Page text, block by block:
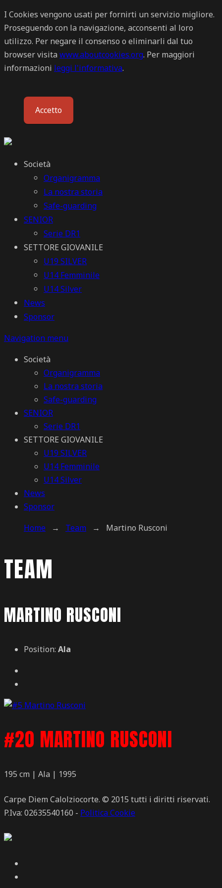
I Cookies vengono usati per fornirti un servizio migliore.
Proseguendo con la navigazione, acconsenti al loro
utilizzo. Per negare il consenso o eliminarli dal tuo
browser visita www.aboutcookies.org. Per maggiori
informazioni leggi l'informativa.
Accetto
Società
Organigramma
La nostra storia
Safe-guarding
SENIOR
Serie DR1
SETTORE GIOVANILE
U19 SILVER
U14 Femminile
U14 Silver
News
Sponsor
Navigation menu
Società
Organigramma
La nostra storia
Safe-guarding
SENIOR
Serie DR1
SETTORE GIOVANILE
U19 SILVER
U14 Femminile
U14 Silver
News
Sponsor
Home → Team → Martino Rusconi
TEAM
MARTINO RUSCONI
Position: Ala
#20 MARTINO RUSCONI
195 cm | Ala | 1995
Carpe Diem Calolziocorte. © 2015 tutti i diritti riservati.
P.Iva: 02635540160 - Politica Cookie